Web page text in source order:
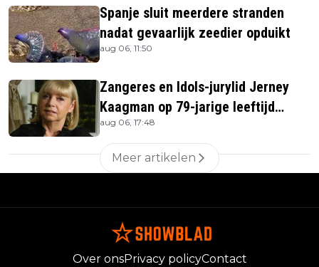
Spanje sluit meerdere stranden
nadat gevaarlijk zeedier opduikt
aug 06, 11:50
Zangeres en Idols-jurylid Jerney
Kaagman op 79-jarige leeftijd
overleden
aug 06, 17:48
Meer artikelen
Over onsPrivacy policyContact